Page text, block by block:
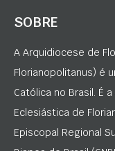
SOBRE
A Arquidiocese de
Florianopolitanus) é
Católica no Brasil. É
Eclesiástica de
Episcopal Regional